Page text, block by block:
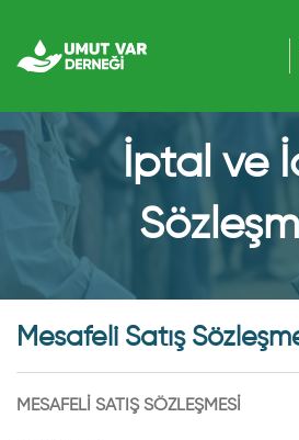
İptal ve
Mesafeli Satış
MESAFELİ SATIŞ SÖZLEŞMESİ